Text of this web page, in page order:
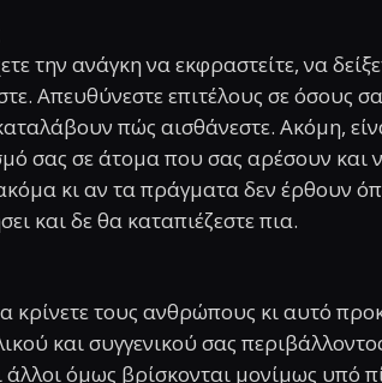
την ανάγκη να εκφραστείτε, να
Απευθύνεστε επιτέλους σε όσους
πώς αισθάνεστε. Ακόμη,
σας σε άτομα που σας αρέσουν
κι αν τα πράγματα δεν έρθουν
και δε θα καταπιέζεστε πια.
κρίνετε τους ανθρώπους κι αυτό
και συγγενικού σας
όμως βρίσκονται μονίμως υπό